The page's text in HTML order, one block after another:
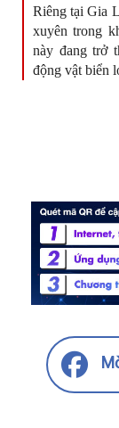
Riêng tại Gia
xuyên trong
này đang trở
động vật biển